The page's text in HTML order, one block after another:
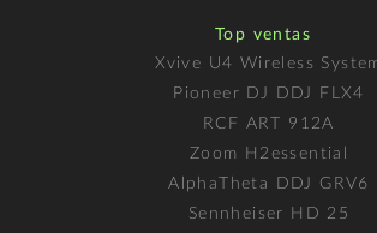
Top ventas
Xvive U4 Wireless
Pioneer DJ DDJ FLX4
RCF ART 912A
Zoom H2essential
AlphaTheta DDJ GRV6
Sennheiser HD 25